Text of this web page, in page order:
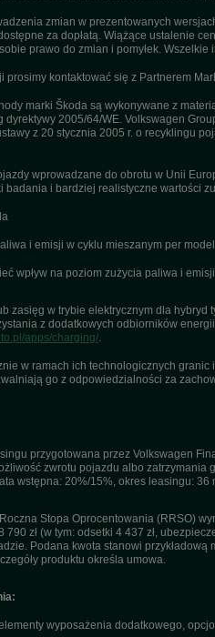
zmian w prezentowanych
za dopłatą. Wiążące ustalenie
prawo do zmian i pomyłek.
kontaktować się z Partnerem
marki Škoda są wykonywane z
2005/64/WE. Volkswagen
z 20 stycznia 2005 r. o recyklingu
wprowadzane do obrotu w Unii
i bardziej realistyczne wartości
i emisji w cyklu mieszanym per
wpływ na poziom zużycia paliwa i
zasięg w trybie elektrycznym dla
z dodatkowych odbiorników
apps/charging/.
w ramach ich technologicznych
go z odpowiedzialności za
przygotowana przez Volkswagen
zwrotu pojazdu albo
wstępna: 20%/15%, okres leasingu:
Stopa Oprocentowania (RRSO)
790 zł (w tym: odsetki 4 437 zł,
Podana kwota stanowi
produktu określa umowa.
wyposażenia dodatkowego,